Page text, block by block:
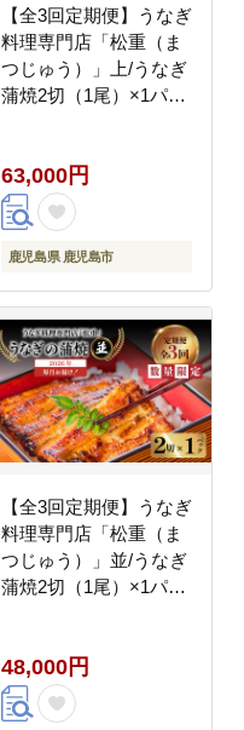
【全3回定期便】うなぎ
料理専門店「松重（ま
つじゅう）」上/うなぎ
蒲焼2切（1尾）×1パッ
63,000円
鹿児島県 鹿児島市
【全3回定期便】うなぎ
料理専門店「松重（ま
つじゅう）」並/うなぎ
蒲焼2切（1尾）×1パッ
48,000円